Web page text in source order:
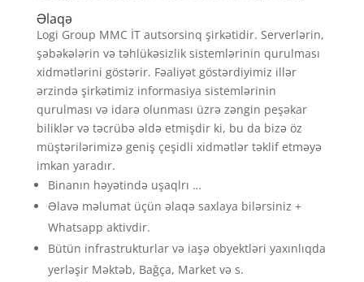
Əlaqə
Logi Group MMC İT autsorsinq şirkətidir. Serverlərin,
şəbəkələrin və təhlükəsizlik sistemlərinin qurulması
xidmətlərini göstərir. Fəaliyət göstərdiyimiz illər
ərzində şirkətimiz informasiya sistemlərinin
qurulması və idarə olunması üzrə zəngin peşəkar
biliklər və təcrübə əldə etmişdir ki, bu da bizə öz
müştərilərimizə geniş çeşidli xidmətlər təklif etməyə
imkan yaradır.
Binanın həyətində uşaqlrı …
Əlavə məlumat üçün əlaqə saxlaya bilərsiniz +
Whatsapp aktivdir.
Bütün infrastrukturlar və iaşə obyektləri yaxınlıqda
yerləşir Məktəb, Bağça, Market və s.